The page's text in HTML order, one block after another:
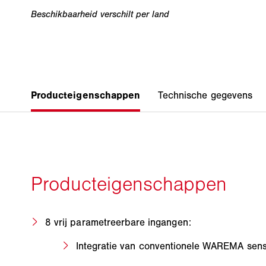
8 vrij parametreerbare ingangen:
Integratie van conventionele WAREMA